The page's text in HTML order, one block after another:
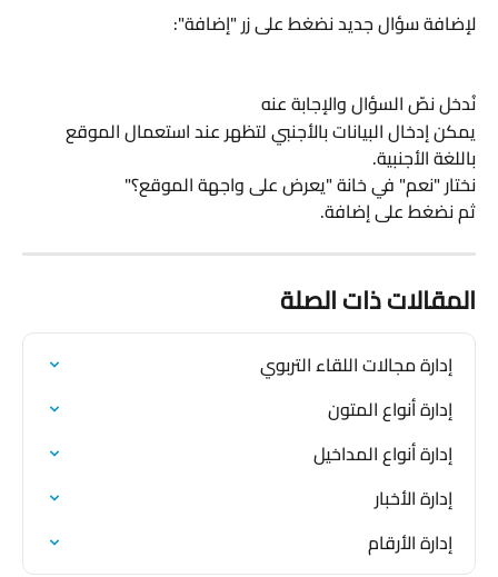
لإضافة سؤال جديد نضغط على زر "إضافة":
نُدخل نصّ السؤال والإجابة عنه
يمكن إدخال البيانات بالأجنبي لتظهر عند استعمال الموقع
باللغة الأجنبية.
نختار "نعم" في خانة "يعرض على واجهة الموقع؟"
ثم نضغط على إضافة.
المقالات ذات الصلة
إدارة مجالات اللقاء التربوي
إدارة أنواع المتون
إدارة أنواع المداخيل
إدارة الأخبار
إدارة الأرقام